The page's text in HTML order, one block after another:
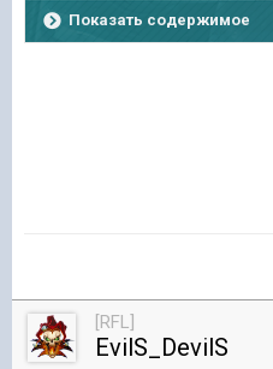
Показать содержимое
[RFL]
EvilS_DevilS